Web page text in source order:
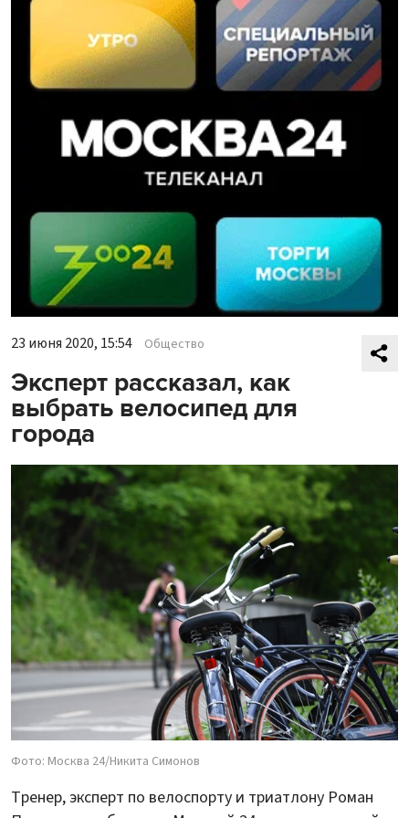
23 июня 2020, 15:54 Общество
Эксперт рассказал, как
выбрать велосипед для
города
Фото: Москва 24/Никита Симонов
Тренер, эксперт по велоспорту и триатлону Роман